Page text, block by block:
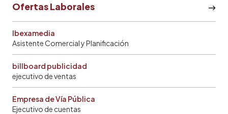
Ofertas Laborales
Ibexamedia
Asistente Comercial y Planificación
billboard publicidad
ejecutivo de ventas
Empresa de Vía Pública
Ejecutivo de cuentas